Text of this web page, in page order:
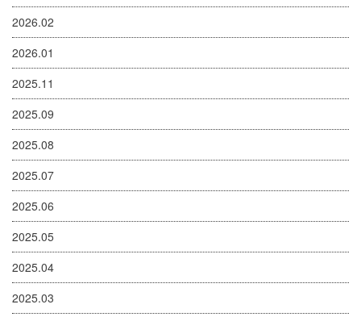
2026.02
2026.01
2025.11
2025.09
2025.08
2025.07
2025.06
2025.05
2025.04
2025.03